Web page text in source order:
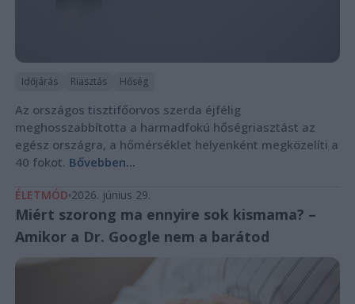
Időjárás Riasztás Hőség
Az országos tisztifőorvos szerda éjfélig
meghosszabbította a harmadfokú hőségriasztást az
egész országra, a hőmérséklet helyenként megközelíti a
40 fokot. Bővebben...
ÉLETMÓD 2026. június 29.
Miért szorong ma ennyire sok kismama? –
Amikor a Dr. Google nem a barátod